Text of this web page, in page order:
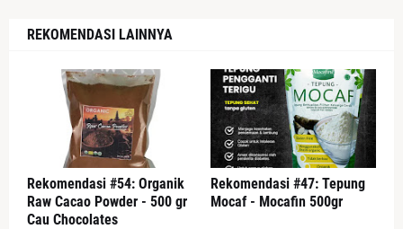
REKOMENDASI LAINNYA
Rekomendasi #54: Organik
Raw Cacao Powder - 500 gr
Cau Chocolates
Rekomendasi #47: Tepung
Mocaf - Mocafin 500gr